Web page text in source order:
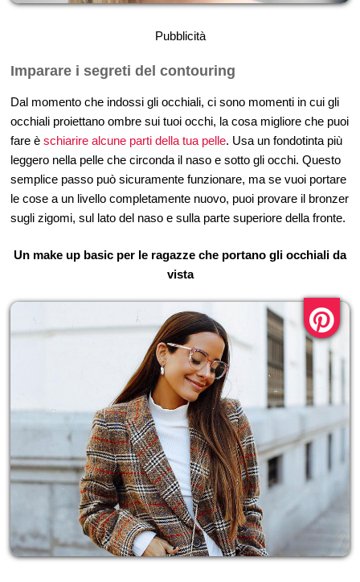
Pubblicità
Imparare i segreti del contouring
Dal momento che indossi gli occhiali, ci sono momenti in cui gli
occhiali proiettano ombre sui tuoi occhi, la cosa migliore che puoi
fare è schiarire alcune parti della tua pelle. Usa un fondotinta più
leggero nella pelle che circonda il naso e sotto gli occhi. Questo
semplice passo può sicuramente funzionare, ma se vuoi portare
le cose a un livello completamente nuovo, puoi provare il bronzer
sugli zigomi, sul lato del naso e sulla parte superiore della fronte.
Un make up basic per le ragazze che portano gli occhiali da
vista